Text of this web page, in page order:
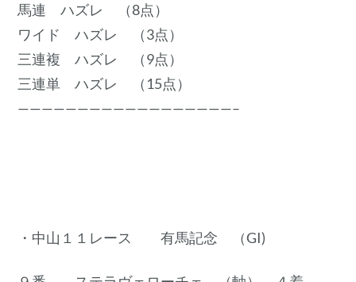
馬連 ハズレ （8点）
ワイド ハズレ （3点）
三連複 ハズレ （9点）
三連単 ハズレ （15点）
——————————————————–
・中山１１レース 有馬記念 （GI)